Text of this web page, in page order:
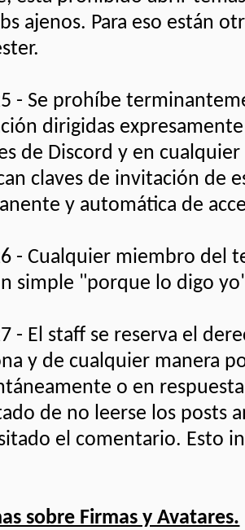
ajenos. Para eso están
- Se prohíbe
dirigidas
de Discord y en
claves de invitación de
y automática de
- Cualquier miembro del
simple "porque lo digo
- El staff se reserva el
y de cualquier manera
o en
de no leerse los posts
el comentario. Esto
sobre Firmas y Avatares.